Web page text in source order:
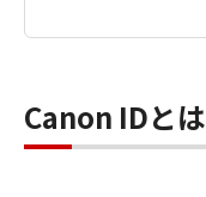
Canon IDとは